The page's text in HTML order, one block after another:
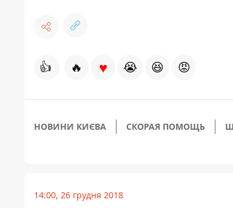
👍 🔥 ♥ 😭 😆 😡
НОВИНИ КИЄВА СКОРАЯ ПОМОЩЬ
14:00, 26 грудня 2018